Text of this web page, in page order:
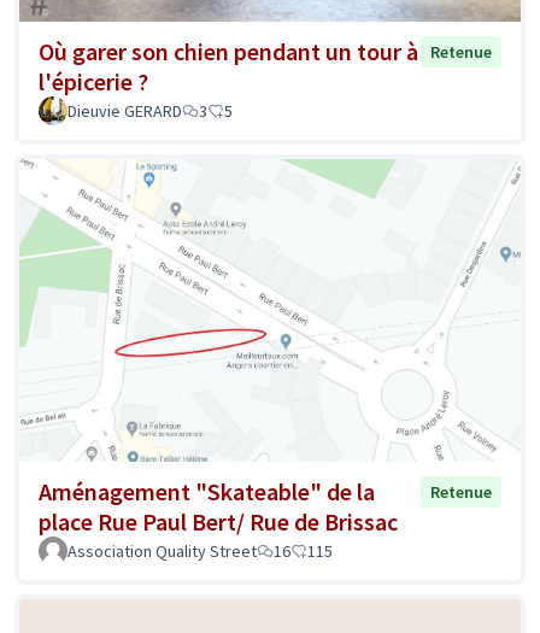
Où garer son chien pendant un tour à
l'épicerie ?
Retenue
Dieuvie GERARD 3 5
Aménagement "Skateable" de la
place Rue Paul Bert/ Rue de Brissac
Retenue
Association Quality Street 16 115